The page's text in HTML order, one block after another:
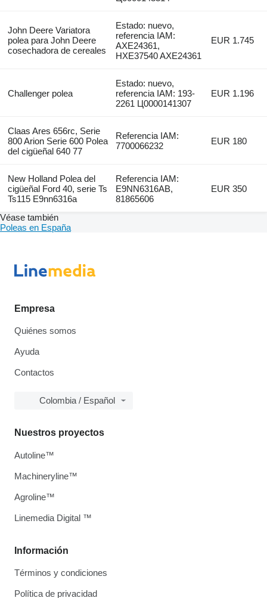
John Deere Variatora
polea para John Deere
cosechadora de cereales
Estado: nuevo,
referencia IAM:
AXE24361,
HXE37540 AXE24361
EUR 1.745
Challenger polea
Estado: nuevo,
referencia IAM: 193-
2261 Ц0000141307
EUR 1.196
Claas Ares 656rc, Serie
800 Arion Serie 600 Polea
del cigüeñal 640 77
Referencia IAM:
7700066232
EUR 180
New Holland Polea del
cigüeñal Ford 40, serie Ts
Ts115 E9nn6316a
Referencia IAM:
E9NN6316AB,
81865606
EUR 350
Véase también
Poleas en España
Empresa
Quiénes somos
Ayuda
Contactos
Colombia / Español
Información
Términos y condiciones
Política de privacidad
Nuestros proyectos
Autoline™
Machineryline™
Agroline™
Linemedia Digital ™